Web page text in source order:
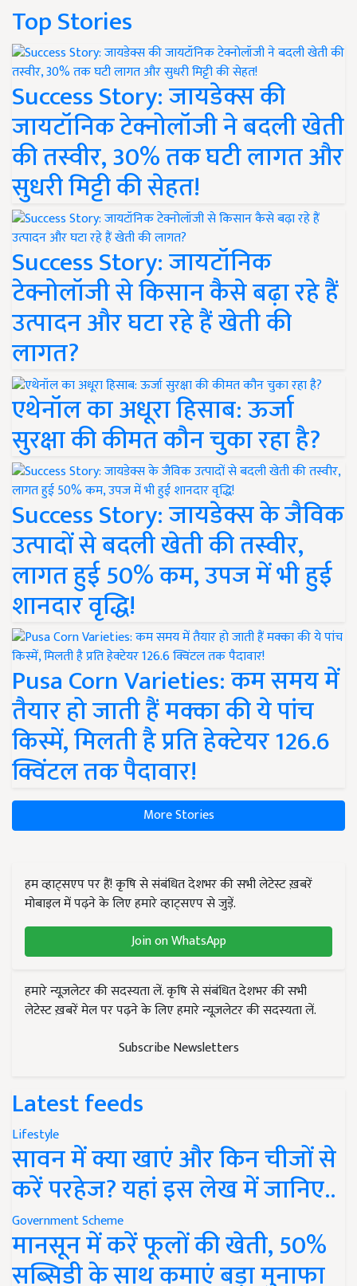
Top Stories
Success Story: जायडेक्स की
जायटॉनिक टेक्नोलॉजी ने बदली खेती
की तस्वीर, 30% तक घटी लागत और
सुधरी मिट्टी की सेहत!
Success Story: जायटॉनिक
टेक्नोलॉजी से किसान कैसे बढ़ा रहे हैं
उत्पादन और घटा रहे हैं खेती की
लागत?
एथेनॉल का अधूरा हिसाब: ऊर्जा
सुरक्षा की कीमत कौन चुका रहा है?
Success Story: जायडेक्स के जैविक
उत्पादों से बदली खेती की तस्वीर,
लागत हुई 50% कम, उपज में भी हुई
शानदार वृद्धि!
Pusa Corn Varieties: कम समय में
तैयार हो जाती हैं मक्का की ये पांच
किस्में, मिलती है प्रति हेक्टेयर 126.6
क्विंटल तक पैदावार!
More Stories
हम व्हाट्सएप पर हैं! कृषि से संबंधित देशभर की सभी लेटेस्ट ख़बरें
मोबाइल में पढ़ने के लिए हमारे व्हाट्सएप से जुड़ें.
Join on WhatsApp
हमारे न्यूज़लेटर की सदस्यता लें. कृषि से संबंधित देशभर की सभी
लेटेस्ट ख़बरें मेल पर पढ़ने के लिए हमारे न्यूज़लेटर की सदस्यता लें.
Subscribe Newsletters
Latest feeds
Lifestyle
सावन में क्या खाएं और किन चीजों से
करें परहेज? यहां इस लेख में जानिए..
Government Scheme
मानसून में करें फूलों की खेती, 50%
सब्सिडी के साथ कमाएं बड़ा मुनाफा